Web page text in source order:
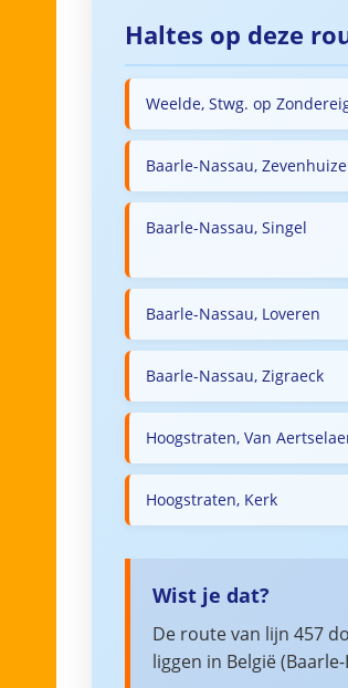
Haltes op deze
Weelde, Stwg. op
Baarle-Nassau,
Baarle-Nassau, Singel
Baarle-Nassau, Loveren
Baarle-Nassau, Zigraeck
Hoogstraten, Van
Hoogstraten, Kerk
Wist je dat?
De route van lijn 457
liggen in België